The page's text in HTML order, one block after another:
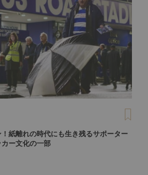
紙離れの時代にも生き残るサポーター
ー文化の一部